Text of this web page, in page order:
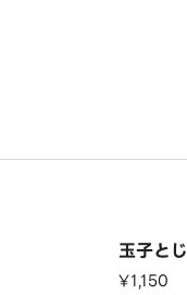
玉子とじ
¥1,150